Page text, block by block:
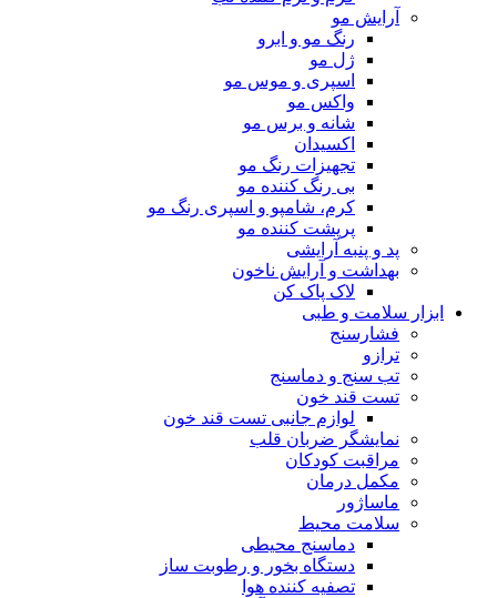
آرایش مو
رنگ مو و ابرو
ژل مو
اسپری و موس مو
واکس مو
شانه و برس مو
اکسیدان
تجهیزات رنگ مو
بی رنگ کننده مو
کرم، شامپو و اسپری رنگ مو
پرپشت کننده مو
پد و پنبه آرایشی
بهداشت و آرایش ناخون
لاک پاک کن
ابزار سلامت و طبی
فشارسنج
ترازو
تب سنج و دماسنج
تست قند خون
لوازم جانبی تست قند خون
نمایشگر ضربان قلب
مراقبت کودکان
مکمل درمان
ماساژور
سلامت محیط
دماسنج محیطی
دستگاه بخور و رطوبت ساز
تصفیه کننده هوا